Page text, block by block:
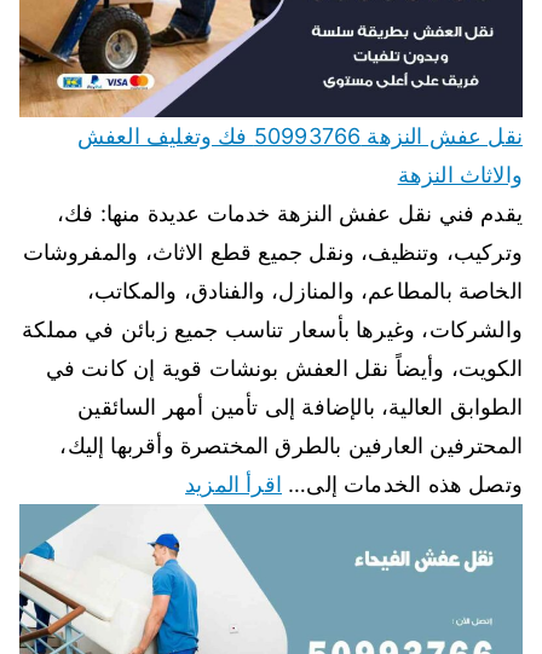
نقل عفش النزهة 50993766 فك وتغليف العفش
والاثاث النزهة
يقدم فني نقل عفش النزهة خدمات عديدة منها: فك،
وتركيب، وتنظيف، ونقل جميع قطع الاثاث، والمفروشات
الخاصة بالمطاعم، والمنازل، والفنادق، والمكاتب،
والشركات، وغيرها بأسعار تناسب جميع زبائن في مملكة
الكويت، وأيضاً نقل العفش بونشات قوية إن كانت في
الطوابق العالية، بالإضافة إلى تأمين أمهر السائقين
المحترفين العارفين بالطرق المختصرة وأقربها إليك،
وتصل هذه الخدمات إلى… اقرأ المزيد